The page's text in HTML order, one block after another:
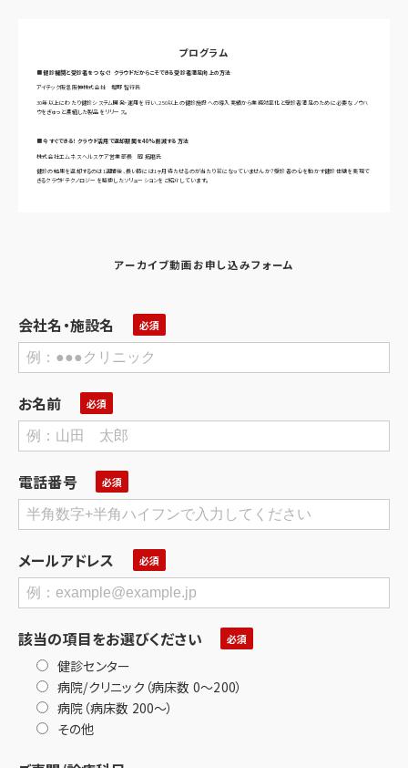
プログラム
■健診機関と受診者をつなぐ！ クラウドだからこそできる受診者満足向上の方法
アイテック阪急阪神株式会社 堀野 智行氏
30年以上にわたり健診システム開発・運用を行い、250以上の健診施設への導入実績から業務効率化と受診者満足のために必要なノウハ
ウをぎゅっと濃縮した製品をリリース。
■今すぐできる！ クラウド活用で返却期間を40%削減する方法
株式会社エムネス ヘルスケア営業部長 岡 拓磨氏
健診の結果を返却するのは1週間後、長い時には1ヶ月待たせるのが当たり前になっていませんか？受診者の心を動かす健診体験を実現で
きるクラウドテクノロジーを駆使したソリューションをご紹介しています。
アーカイブ動画お申し込みフォーム
会社名・施設名
お名前
電話番号
メールアドレス
該当の項目をお選びください
健診センター
病院/クリニック（病床数 0～200）
病院（病床数 200～）
その他